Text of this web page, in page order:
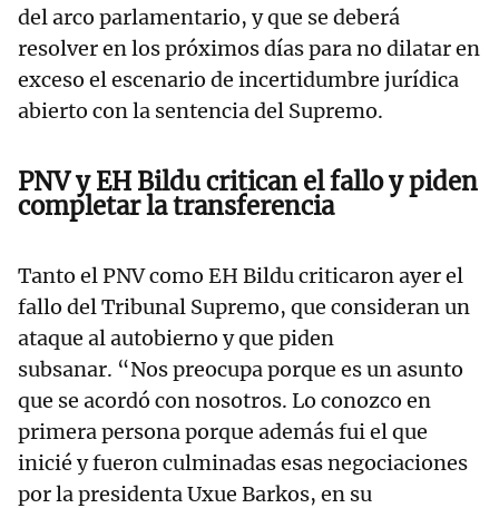
del arco parlamentario, y que se deberá
resolver en los próximos días para no dilatar en
exceso el escenario de incertidumbre jurídica
abierto con la sentencia del Supremo.
PNV y EH Bildu critican el fallo y piden
completar la transferencia
Tanto el PNV como EH Bildu criticaron ayer el
fallo del Tribunal Supremo, que consideran un
ataque al autobierno y que piden
subsanar. “Nos preocupa porque es un asunto
que se acordó con nosotros. Lo conozco en
primera persona porque además fui el que
inicié y fueron culminadas esas negociaciones
por la presidenta Uxue Barkos, en su